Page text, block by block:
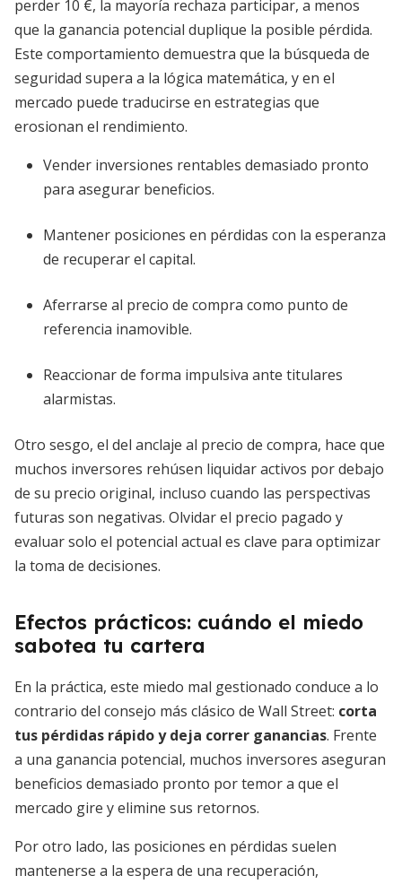
perder 10 €, la mayoría rechaza participar, a menos
que la ganancia potencial duplique la posible pérdida.
Este comportamiento demuestra que la búsqueda de
seguridad supera a la lógica matemática, y en el
mercado puede traducirse en estrategias que
erosionan el rendimiento.
Vender inversiones rentables demasiado pronto
para asegurar beneficios.
Mantener posiciones en pérdidas con la esperanza
de recuperar el capital.
Aferrarse al precio de compra como punto de
referencia inamovible.
Reaccionar de forma impulsiva ante titulares
alarmistas.
Otro sesgo, el del anclaje al precio de compra, hace que
muchos inversores rehúsen liquidar activos por debajo
de su precio original, incluso cuando las perspectivas
futuras son negativas. Olvidar el precio pagado y
evaluar solo el potencial actual es clave para optimizar
la toma de decisiones.
Efectos prácticos: cuándo el miedo
sabotea tu cartera
En la práctica, este miedo mal gestionado conduce a lo
contrario del consejo más clásico de Wall Street: corta
tus pérdidas rápido y deja correr ganancias. Frente
a una ganancia potencial, muchos inversores aseguran
beneficios demasiado pronto por temor a que el
mercado gire y elimine sus retornos.
Por otro lado, las posiciones en pérdidas suelen
mantenerse a la espera de una recuperación,